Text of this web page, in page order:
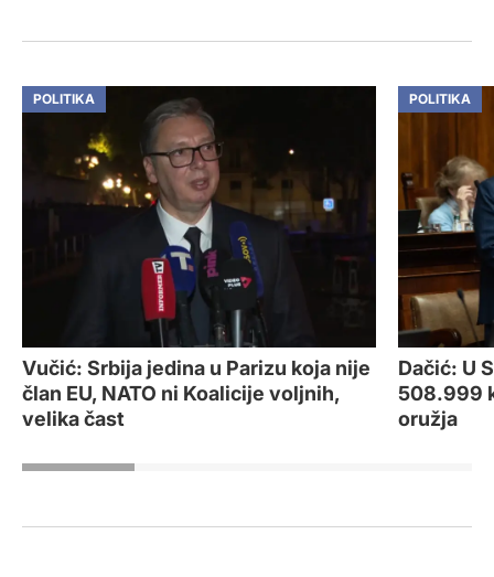
POLITIKA
Vučić: Srbija jedina u Parizu koja nije
član EU, NATO ni Koalicije voljnih,
velika čast
POLITIKA
Dačić: U
508.999
oružja